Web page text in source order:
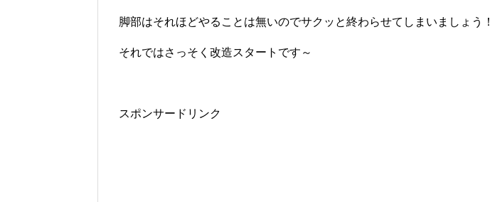
脚部はそれほどやることは無いのでサクッと終わらせてしまいましょう！
それではさっそく改造スタートです～
スポンサードリンク